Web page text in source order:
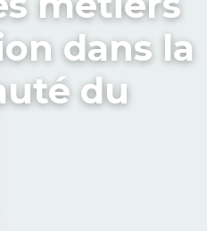
dans la
du